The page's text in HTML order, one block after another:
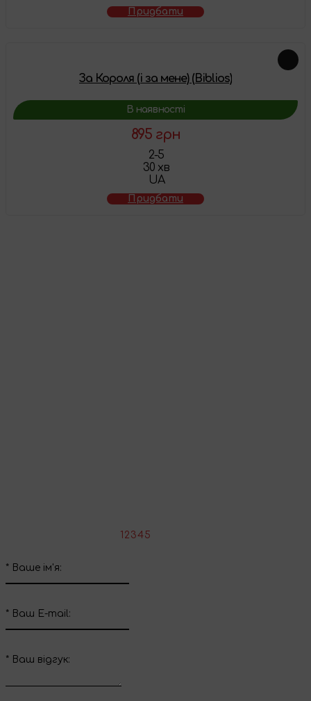
Придбати
За Короля (і за мене) (Biblios)
В наявності
895 грн
2-5
30 хв
UA
Придбати
1 2 34 5
* Ваше ім'я:
* Ваш E-mail:
* Ваш вiдгук: